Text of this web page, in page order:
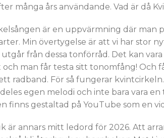
många års användande. Vad är då
är en uppvärmning där man
Min övertygelse är att vi har stor
från dessa tonförråd. Det kan
man får testa sitt tonomfång! Och
radband. För så fungerar
egen melodi och inte bara vara
finns gestaltad på YouTube som en
är annars mitt ledord för 2026. Att